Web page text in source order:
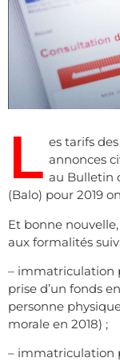
L es tarifs
annonces
au Bulletin
(Balo) pour 2019
Et bonne
aux formalités
– immatriculation
prise d’un fonds
personne
morale en 2018) ;
– immatriculation